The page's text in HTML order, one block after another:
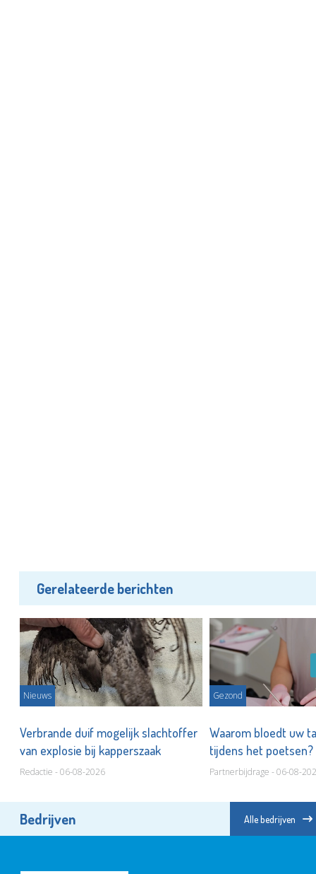
Gerelateerde berichten
Nieuws
Verbrande duif mogelijk slachtoffer
van explosie bij kapperszaak
Redactie - 06-08-2026
Gezond
Waarom bloedt uw
tijdens het poetsen?
Partnerbijdrage - 06-08-
Bedrijven Alle bedrijven